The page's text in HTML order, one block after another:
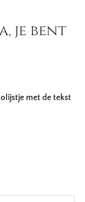
je bent
met de tekst